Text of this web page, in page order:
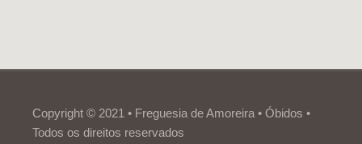
Copyright © 2021 • Freguesia de Amoreira • Óbidos •
Todos os direitos reservados